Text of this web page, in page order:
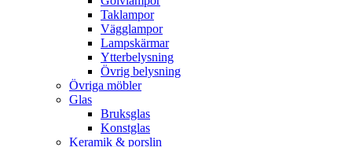
Taklampor
Vägglampor
Lampskärmar
Ytterbelysning
Övrig belysning
Övriga möbler
Glas
Bruksglas
Konstglas
Keramik & porslin